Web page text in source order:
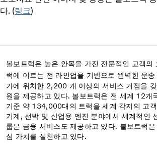
다. (링크)
볼보트럭은 높은 안목을 가진 전문적인 고객
럭에 이르는 전 라인업을 기반으로 완벽한 운
가에 위치한 2,200 개 이상의 서비스 거점을
원을 제공하고 있다. 볼보트럭은 전 세계 12
기준 약 134,000대의 트럭을 세계 각지의 고
기계, 선박 및 산업용 엔진 분야에서 세계적인
룹은 금융 서비스도 제공하고 있다. 볼보트럭
심 가치를 실천하고 있다.